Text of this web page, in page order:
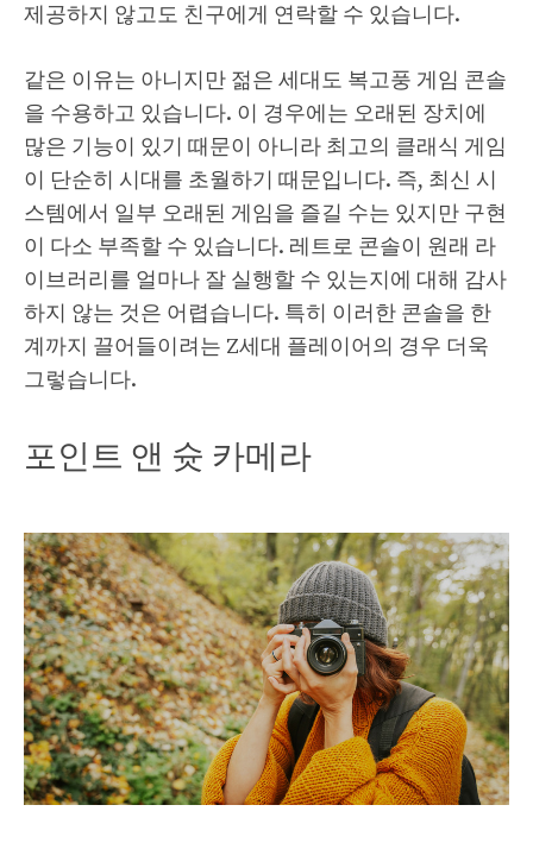
제공하지 않고도 친구에게 연락할 수 있습니다.
같은 이유는 아니지만 젊은 세대도 복고풍 게임 콘솔
을 수용하고 있습니다. 이 경우에는 오래된 장치에
많은 기능이 있기 때문이 아니라 최고의 클래식 게임
이 단순히 시대를 초월하기 때문입니다. 즉, 최신 시
스템에서 일부 오래된 게임을 즐길 수는 있지만 구현
이 다소 부족할 수 있습니다. 레트로 콘솔이 원래 라
이브러리를 얼마나 잘 실행할 수 있는지에 대해 감사
하지 않는 것은 어렵습니다. 특히 이러한 콘솔을 한
계까지 끌어들이려는 Z세대 플레이어의 경우 더욱
그렇습니다.
포인트 앤 슛 카메라